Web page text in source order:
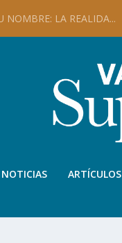
NOMBRE: LA REALIDA...
NOTICIAS ARTÍCULOS